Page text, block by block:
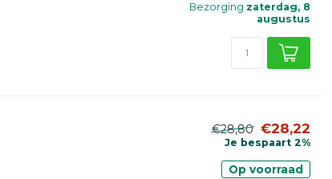
Bezorging zaterdag, 8
augustus
€28,80 €28,22
Je bespaart 2%
Op voorraad